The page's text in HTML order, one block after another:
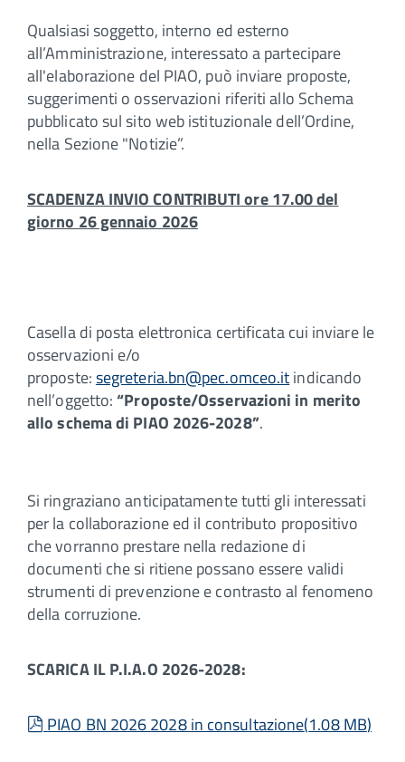
Qualsiasi soggetto, interno ed esterno
all’Amministrazione, interessato a partecipare
all'elaborazione del PIAO, può inviare proposte,
suggerimenti o osservazioni riferiti allo Schema
pubblicato sul sito web istituzionale dell’Ordine,
nella Sezione "Notizie”.
SCADENZA INVIO CONTRIBUTI ore 17.00 del
giorno 26 gennaio 2026
Casella di posta elettronica certificata cui inviare le
osservazioni e/o
proposte:segreteria.bn@pec.omceo.itindicando
nell’oggetto:“Proposte/Osservazioni in merito
allo schema di PIAO 2026-2028”.
Si ringraziano anticipatamente tutti gli interessati
per la collaborazione ed il contributo propositivo
che vorranno prestare nella redazione di
documenti che si ritiene possano essere validi
strumenti di prevenzione e contrasto al fenomeno
della corruzione.
SCARICA IL P.I.A.O 2026-2028:
pdf
PIAO BN 2026 2028 in consultazione(1.08 MB)